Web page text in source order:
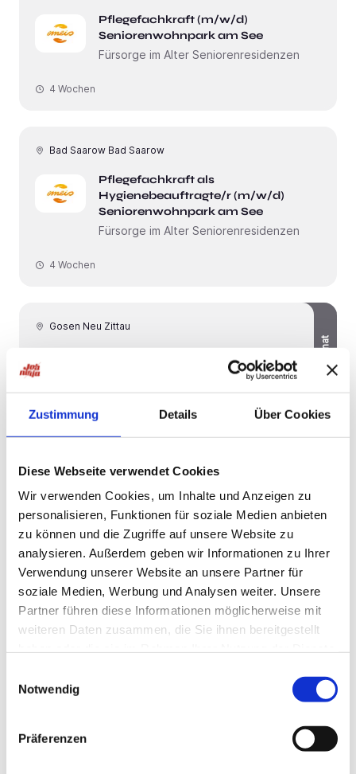
Zustimmung Details Über Cookies
Diese Webseite verwendet Cookies
Wir verwenden Cookies, um Inhalte und Anzeigen zu
personalisieren, Funktionen für soziale Medien anbieten
zu können und die Zugriffe auf unsere Website zu
analysieren. Außerdem geben wir Informationen zu Ihrer
Verwendung unserer Website an unsere Partner für
soziale Medien, Werbung und Analysen weiter. Unsere
Partner führen diese Informationen möglicherweise mit
weiteren Daten zusammen, die Sie ihnen bereitgestellt
Notwendig
Präferenzen
Pflegefachkraft (m/w/d)
Seniorenwohnpark am See
Fürsorge im Alter Seniorenresidenzen
4 Wochen
Bad Saarow Bad Saarow
Pflegefachkraft als
Hygienebeauftragte/r (m/w/d)
Seniorenwohnpark am See
Fürsorge im Alter Seniorenresidenzen
4 Wochen
Gosen Neu Zittau
DRK Pflege und Betreuung am
Dämeritzsee
bis 4550 / Monat
4 Wochen
Schnelle Bewerbung
Neu!
Bad Saarow Bad Saarow
Pflegefachkraft als
Hygienebeauftragte/r (m/w/d)
Seniorenwohnpark am See (209177)
Fürsorge im Alter Seniorenresidenzen
3 Tagen
Schnelle Bewerbung